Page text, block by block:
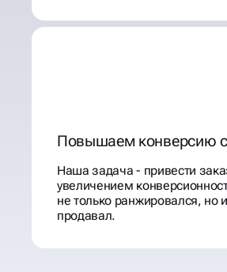
Повышаем конверсию
Наша задача - привести
увеличением
не только ранжировался, но
продавал.